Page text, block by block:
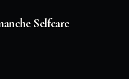
Selfcare